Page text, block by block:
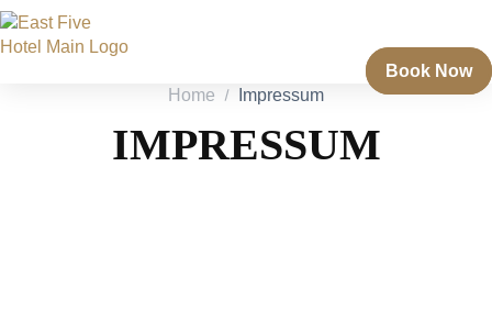
Book Now
Home
Impressum
IMPRESSUM